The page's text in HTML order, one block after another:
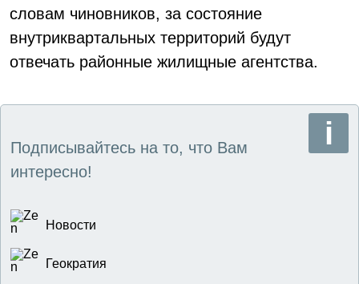
словам чиновников, за состояние
внутриквартальных территорий будут
отвечать районные жилищные агентства.
Подписывайтесь на то, что Вам
интересно!
Новости
Геократия